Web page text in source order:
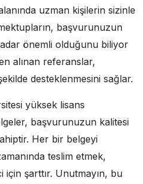
uzman kişilerin sizinle
başvurunuzun
önemli olduğunu biliyor
alınan referanslar,
desteklenmesini sağlar.
yüksek lisans
başvurunuzun kalitesi
Her bir belgeyi
teslim etmek,
için şarttır. Unutmayın, bu